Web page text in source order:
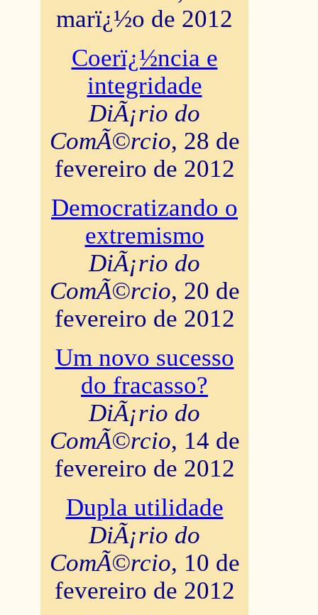
marï¿½o de 2012
Coerï¿½ncia e
integridade
DiÃ¡rio do
ComÃ©rcio, 28 de
fevereiro de 2012
Democratizando o
extremismo
DiÃ¡rio do
ComÃ©rcio, 20 de
fevereiro de 2012
Um novo sucesso
do fracasso?
DiÃ¡rio do
ComÃ©rcio, 14 de
fevereiro de 2012
Dupla utilidade
DiÃ¡rio do
ComÃ©rcio, 10 de
fevereiro de 2012